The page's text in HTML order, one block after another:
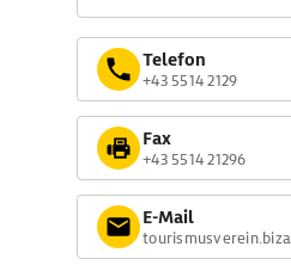
Telefon
+43 5514 2129
Fax
+43 5514 21296
E-Mail